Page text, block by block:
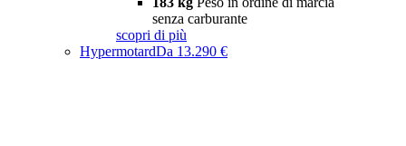
senza carburante
scopri di più
HypermotardDa 13.290 €